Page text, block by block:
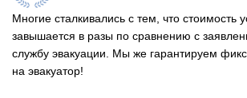
Многие сталкивались с тем, что стоимость
завышается в разы по сравнению с
службу эвакуации. Мы же гарантируем
на эвакуатор!